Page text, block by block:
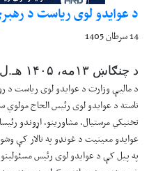
د عوایدو لوی ریاست د
14 سرطان 1405
د چنګاښ ۱۳مه، ۱۴۰۵ هـ.ل
ناسته د عوایدو لوی رئیس الحاج
تخنیکي مرستیال، مشاورینو، اړوندو
عوایدو معینیت د غونډو په تالار کې
په پیل کې د عوایدو لوی رئیس مسئولینو